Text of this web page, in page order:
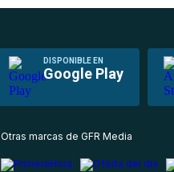
DISPONIBLE EN
Google Play
Otras marcas de GFR Media